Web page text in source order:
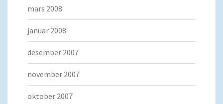
mars 2008
januar 2008
desember 2007
november 2007
oktober 2007